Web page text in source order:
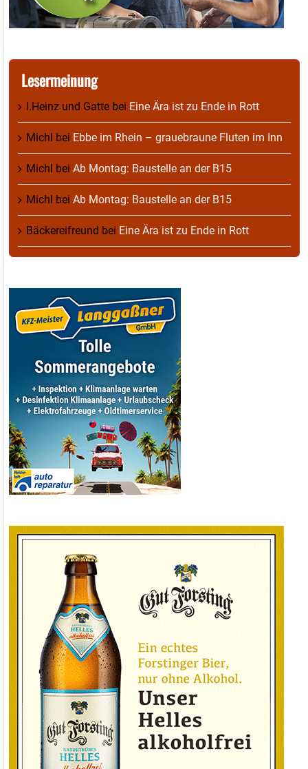
Lesermeinung
I.Heinz und Gatte bei Eine Ära ist zu Ende in Rott
Michl bei Ebbe im Rhein – grauebraune Fluten im Inn
Michl bei Ab Montag: Baustelle an der B15
Michl bei Ab Montag: Baustelle an der B15
Bäckereifreund bei Eine Ära ist zu Ende in Rott